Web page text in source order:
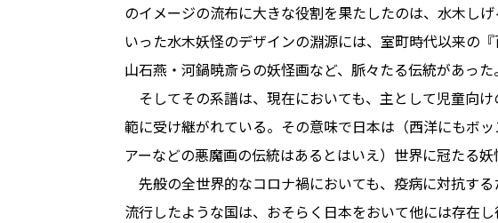
のイメージの流布に大きな役割を果たしたのは、水木し
いった水木妖怪のデザインの淵源には、室町時代以来の
山石燕・河鍋暁斎らの妖怪画など、脈々たる伝統があった。
そしてその系譜は、現在においても、主として児童向
範に受け継がれている。その意味で日本は（西洋にもボ
アーなどの悪魔画の伝統はあるとはいえ）世界に冠たる妖
先般の全世界的なコロナ禍においても、疫病に対抗す
流行したような国は、おそらく日本をおいて他には存在し